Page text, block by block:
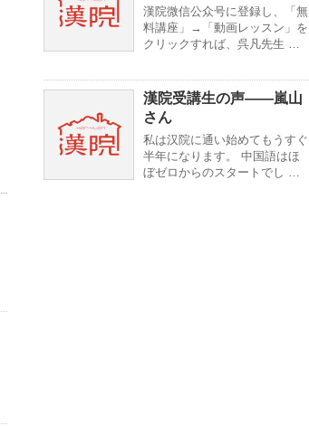
漢院微信公众号に登録し、「無
料講座」→「動画レッスン」を
クリックすれば、呉凡先生 …
漢院受講生の声——嵐山
さん
私は汉院に通い始めてもうすぐ
半年になります。 中国語はほ
ぼゼロからのスタートでし …